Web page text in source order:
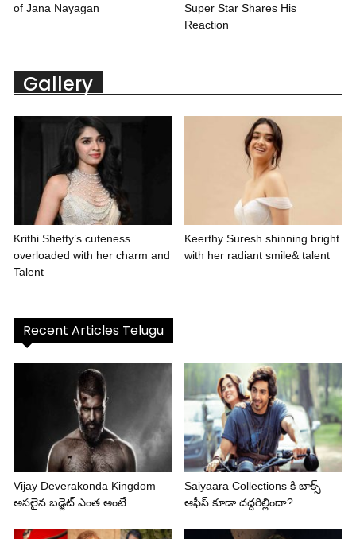
of Jana Nayagan
Super Star Shares His
Reaction
Gallery
Krithi Shetty’s cuteness
overloaded with her charm and
Talent
Keerthy Suresh shinning bright
with her radiant smile& talent
Recent Articles Telugu
Vijay Deverakonda Kingdom
అసలైన బడ్జెట్ ఎంత అంటే..
Saiyaara Collections కి బాక్స్
ఆఫీస్ కూడా దద్దరిల్లిందా?